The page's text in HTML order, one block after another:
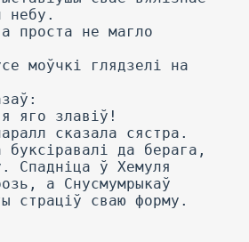
небу.
проста не магло
моўчкі глядзелі на
яго злавіў!
сказала сястра.
буксіравалі да берага,
Спадніца ў Хемуля
а Снусмумрыкаў
страціў сваю форму.